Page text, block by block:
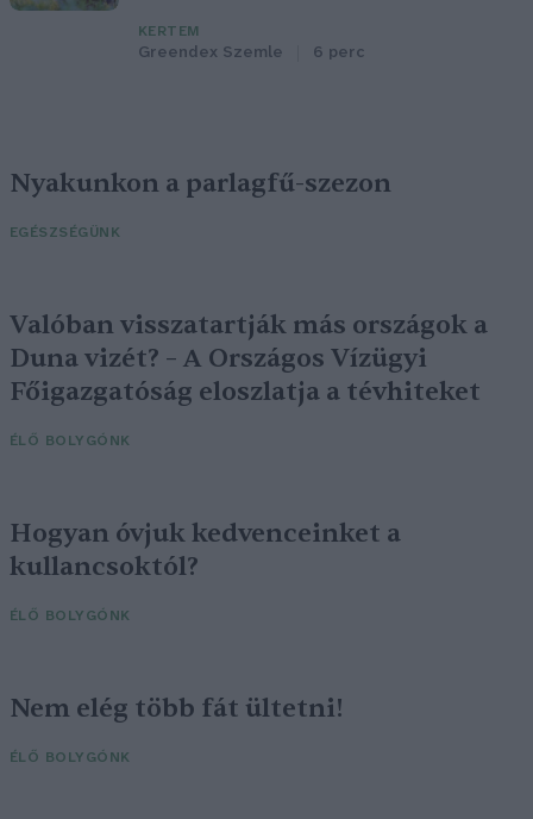
KERTEM
Greendex Szemle 6 perc
Nyakunkon a parlagfű-szezon
EGÉSZSÉGÜNK
Valóban visszatartják más országok a
Duna vizét? – A Országos Vízügyi
Főigazgatóság eloszlatja a tévhiteket
ÉLŐ BOLYGÓNK
Hogyan óvjuk kedvenceinket a
kullancsoktól?
ÉLŐ BOLYGÓNK
Nem elég több fát ültetni!
ÉLŐ BOLYGÓNK